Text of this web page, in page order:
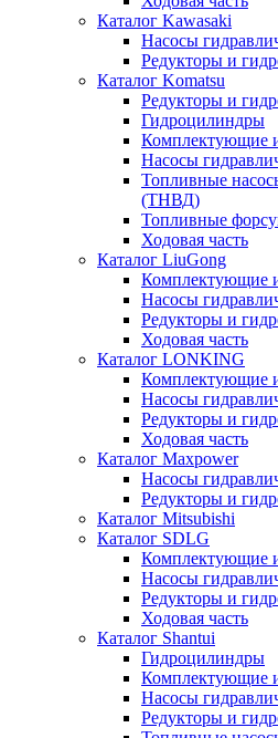
Каталог Kawasaki
Насосы
Редукторы и
Каталог Komatsu
Редукторы и
Гидроцилиндры
Комплектующие
Насосы
Топливные
(ТНВД)
Топливные
Ходовая часть
Каталог LiuGong
Комплектующие
Насосы
Редукторы и
Ходовая часть
Каталог LONKING
Комплектующие
Насосы
Редукторы и
Ходовая часть
Каталог Maxpower
Насосы
Редукторы и
Каталог Mitsubishi
Каталог SDLG
Комплектующие
Насосы
Редукторы и
Ходовая часть
Каталог Shantui
Гидроцилиндры
Комплектующие
Насосы
Редукторы и